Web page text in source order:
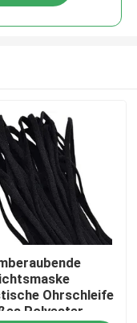
Ohrschleife
Polyester